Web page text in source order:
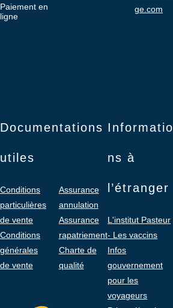
Paiement en
ligne
ge.com
Documentations
utiles
Conditions
particulières
de vente
Conditions
générales
de vente
Assurance
annulation
Assurance
rapatriement
Charte de
qualité
Informatio
ns à
l’étranger
L'institut Pasteur
- Les vaccins
Infos
gouvernement
pour les
voyageurs